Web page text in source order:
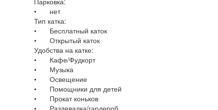
•	нет
Тип катка:
•	Бесплатный каток
•	Открытый каток
Удобства на катке:
•	Кафе/Фудкорт
•	Музыка
•	Освещение
•	Помощники для детей
•	Прокат коньков
•	Раздевалка/гардероб